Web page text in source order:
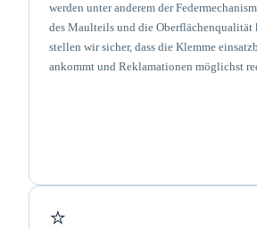
werden unter anderem der
des Maulteils und die Oberflächenqualität
stellen wir sicher, dass die Klemme
ankommt und Reklamationen möglichst
⭐